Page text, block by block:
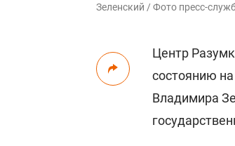
Зеленский / Фото пресс-
Центр
состоянию
Владимира